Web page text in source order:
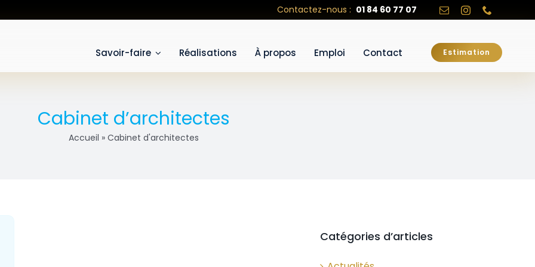
Contactez-nous : 01 84 60 77 07
Savoir-faire Réalisations À propos Emploi Contact Estimation
Cabinet d’architectes
Accueil » Cabinet d'architectes
Catégories d’articles